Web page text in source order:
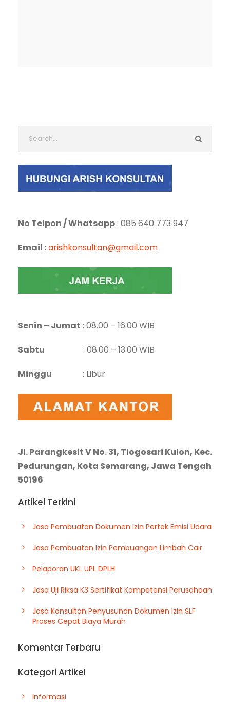
No Telpon / Whatsapp : 085 640 773 947
Email :arishkonsultan@gmail.com
Senin – Jumat : 08.00 – 16.00 WIB
Sabtu : 08.00 – 13.00 WIB
Minggu : Libur
Jl. Parangkesit V No. 31, Tlogosari Kulon, Kec.
Pedurungan, Kota Semarang, Jawa Tengah
50196
Artikel Terkini
Jasa Pembuatan Dokumen Izin Pertek Emisi Udara
Jasa Pembuatan Izin Pembuangan Limbah Cair
Pelaporan UKL UPL DPLH
Jasa Uji Riksa K3 Sertifikat Kompetensi Perusahaan
Jasa Konsultan Penyusunan Dokumen Izin SLF
Proses Cepat Biaya Murah
Komentar Terbaru
Kategori Artikel
Informasi